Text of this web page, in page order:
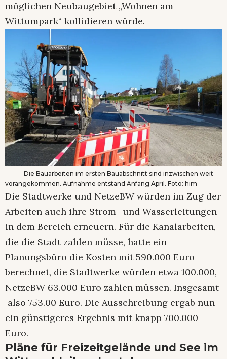
möglichen Neubaugebiet „Wohnen am
Wittumpark“ kollidieren würde.
Die Bauarbeiten im ersten Bauabschnitt sind inzwischen weit
vorangekommen. Aufnahme entstand Anfang April. Foto: him
Die Stadtwerke und NetzeBW würden im Zug der
Arbeiten auch ihre Strom- und Wasserleitungen
in dem Bereich erneuern. Für die Kanalarbeiten,
die die Stadt zahlen müsse, hatte ein
Planungsbüro die Kosten mit 590.000 Euro
berechnet, die Stadtwerke würden etwa 100.000,
NetzeBW 63.000 Euro zahlen müssen. Insgesamt
also 753.00 Euro. Die Ausschreibung ergab nun
ein günstigeres Ergebnis mit knapp 700.000
Euro.
Pläne für Freizeitgelände und See im